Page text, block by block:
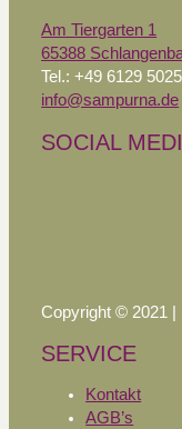
Am Tiergarten 1
65388
Tel.: +49 6129
info@sampurna.de
SOCIAL
Copyright © 2021 |
SERVICE
Kontakt
AGB’s